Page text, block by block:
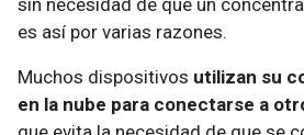
sin necesidad de que un
es así por varias razones.
Muchos dispositivos utilizan su
en la nube para conectarse a